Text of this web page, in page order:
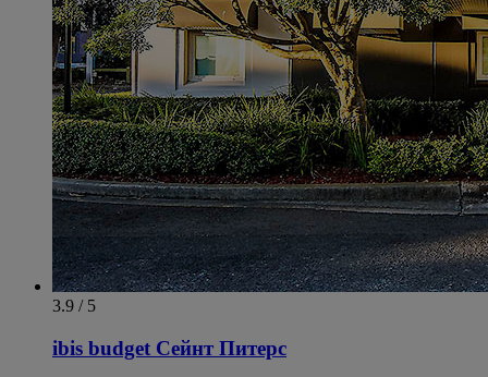
3.9 / 5
ibis budget Сейнт Питерс